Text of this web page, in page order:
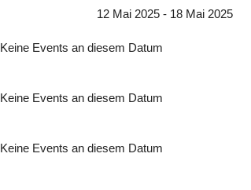
12 Mai 2025 - 18 Mai 2025
Keine Events an diesem Datum
Keine Events an diesem Datum
Keine Events an diesem Datum